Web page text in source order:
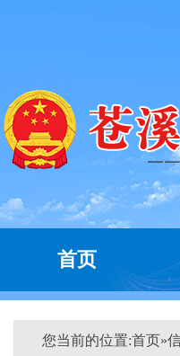
首页
您当前的位置:首页»